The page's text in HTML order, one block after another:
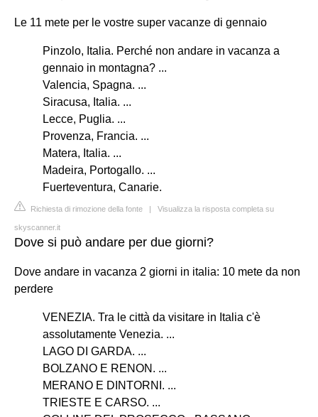
Le 11 mete per le vostre super vacanze di gennaio
Pinzolo, Italia. Perché non andare in vacanza a
gennaio in montagna? ...
Valencia, Spagna. ...
Siracusa, Italia. ...
Lecce, Puglia. ...
Provenza, Francia. ...
Matera, Italia. ...
Madeira, Portogallo. ...
Fuerteventura, Canarie.
Richiesta di rimozione della fonte | Visualizza la risposta completa su
skyscanner.it
Dove si può andare per due giorni?
Dove andare in vacanza 2 giorni in italia: 10 mete da non
perdere
VENEZIA. Tra le città da visitare in Italia c'è
assolutamente Venezia. ...
LAGO DI GARDA. ...
BOLZANO E RENON. ...
MERANO E DINTORNI. ...
TRIESTE E CARSO. ...